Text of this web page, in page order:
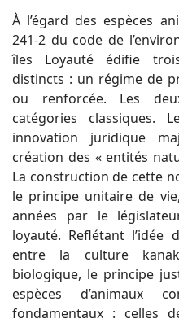
À l’égard des espèces
241-2 du code de
îles Loyauté édifie
distincts : un régime de
ou renforcée. Les
catégories classiques.
innovation juridique
création des « entités
La construction de cette
le principe unitaire de
années par le
loyauté. Reflétant l’idée
entre la culture
biologique, le principe
espèces d’animaux
fondamentaux : celles